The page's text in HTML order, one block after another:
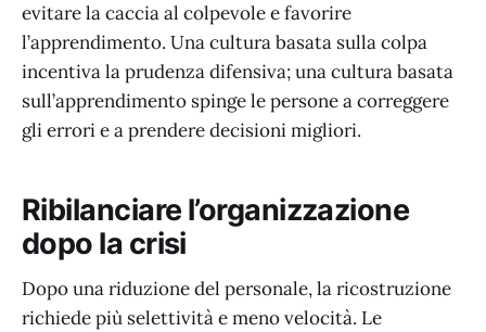
evitare la caccia al colpevole e favorire
l’apprendimento. Una cultura basata sulla colpa
incentiva la prudenza difensiva; una cultura basata
sull’apprendimento spinge le persone a correggere
gli errori e a prendere decisioni migliori.
Ribilanciare l’organizzazione
dopo la crisi
Dopo una riduzione del personale, la ricostruzione
richiede più selettività e meno velocità. Le